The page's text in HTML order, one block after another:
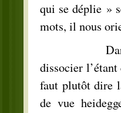
qui se déplie »
mots, il nous
Dans la
dissocier
faut plutôt dire
de vue